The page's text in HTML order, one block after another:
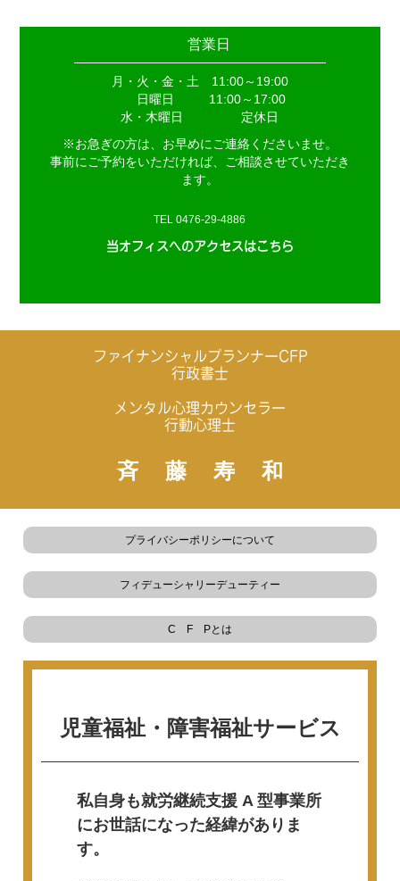
営業日
月・火・金・土 11:00～19:00
日曜日
11:00～17:00
水・木曜日
定休日
※お急ぎの方は、お早めにご連絡くださいませ。
事前にご予約をいただければ、ご相談させていただき
ます。
TEL 0476-29-4886
当オフィスへのアクセスはこちら
ファイナンシャルプランナーCFP
行政書士
メンタル心理カウンセラー
行動心理士
斉藤寿和
プライバシーポリシーについて
フィデューシャリーデューティー
C F Pとは
児童福祉・障害福祉サービス
私自身も就労継続支援 A 型事業所
にお世話になった経緯がありま
す。